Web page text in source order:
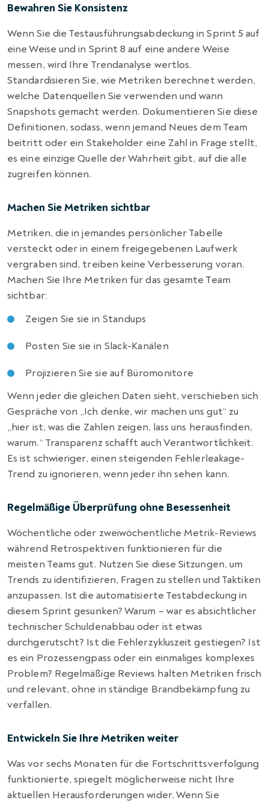
Bewahren Sie Konsistenz
Wenn Sie die Testausführungsabdeckung in Sprint 5 auf
eine Weise und in Sprint 8 auf eine andere Weise
messen, wird Ihre Trendanalyse wertlos.
Standardisieren Sie, wie Metriken berechnet werden,
welche Datenquellen Sie verwenden und wann
Snapshots gemacht werden. Dokumentieren Sie diese
Definitionen, sodass, wenn jemand Neues dem Team
beitritt oder ein Stakeholder eine Zahl in Frage stellt,
es eine einzige Quelle der Wahrheit gibt, auf die alle
zugreifen können.
Machen Sie Metriken sichtbar
Metriken, die in jemandes persönlicher Tabelle
versteckt oder in einem freigegebenen Laufwerk
vergraben sind, treiben keine Verbesserung voran.
Machen Sie Ihre Metriken für das gesamte Team
sichtbar:
Zeigen Sie sie in Standups
Posten Sie sie in Slack-Kanälen
Projizieren Sie sie auf Büromonitore
Wenn jeder die gleichen Daten sieht, verschieben sich
Gespräche von „Ich denke, wir machen uns gut“ zu
„hier ist, was die Zahlen zeigen, lass uns herausfinden,
warum.“ Transparenz schafft auch Verantwortlichkeit.
Es ist schwieriger, einen steigenden Fehlerleakage-
Trend zu ignorieren, wenn jeder ihn sehen kann.
Regelmäßige Überprüfung ohne Besessenheit
Wöchentliche oder zweiwöchentliche Metrik-Reviews
während Retrospektiven funktionieren für die
meisten Teams gut. Nutzen Sie diese Sitzungen, um
Trends zu identifizieren, Fragen zu stellen und Taktiken
anzupassen. Ist die automatisierte Testabdeckung in
diesem Sprint gesunken? Warum – war es absichtlicher
technischer Schuldenabbau oder ist etwas
durchgerutscht? Ist die Fehlerzykluszeit gestiegen? Ist
es ein Prozessengpass oder ein einmaliges komplexes
Problem? Regelmäßige Reviews halten Metriken frisch
und relevant, ohne in ständige Brandbekämpfung zu
verfallen.
Entwickeln Sie Ihre Metriken weiter
Was vor sechs Monaten für die Fortschrittsverfolgung
funktionierte, spiegelt möglicherweise nicht Ihre
aktuellen Herausforderungen wider. Wenn Sie